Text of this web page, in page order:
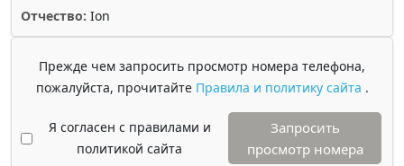
Отчество: Ion
Прежде чем запросить просмотр номера телефона,
пожалуйста, прочитайте Правила и политику сайта .
Я согласен с правилами и
политикой сайта
Запросить
просмотр номера